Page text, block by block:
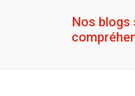
Nos blogs